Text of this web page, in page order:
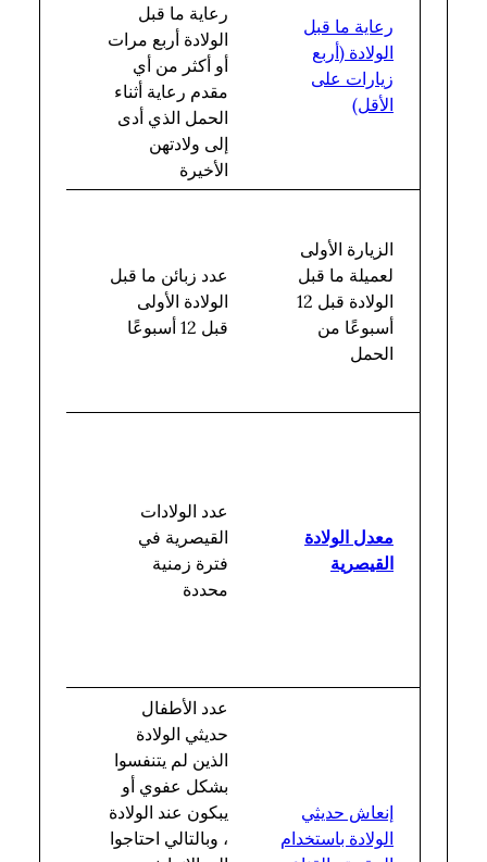
رعاية ما قبل
الولادة (أربع
زيارات على
الأقل)
رعاية ما قبل
الولادة أربع مرات
أو أكثر من أي
مقدم رعاية أثناء
الحمل الذي أدى
إلى ولادتهن
الأخيرة
الزيارة الأولى
لعميلة ما قبل
الولادة قبل 12
أسبوعًا من
الحمل
عدد زبائن ما قبل
الولادة الأولى
قبل 12 أسبوعًا
معدل الولادة
القيصرية
عدد الولادات
القيصرية في
فترة زمنية
محددة
إنعاش حديثي
الولادة باستخدام
عدد الأطفال
حديثي الولادة
الذين لم يتنفسوا
بشكل عفوي أو
يبكون عند الولادة
، وبالتالي احتاجوا